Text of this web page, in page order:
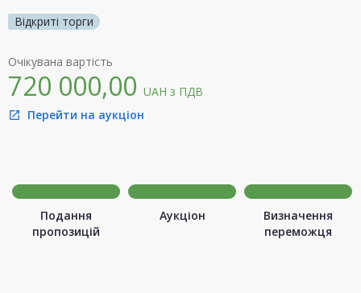
Відкриті торги
Очікувана вартість
720 000,00 UAH з ПДВ
open_in_new Перейти на аукціон
Подання
пропозицій
Аукціон
Визначення
переможця